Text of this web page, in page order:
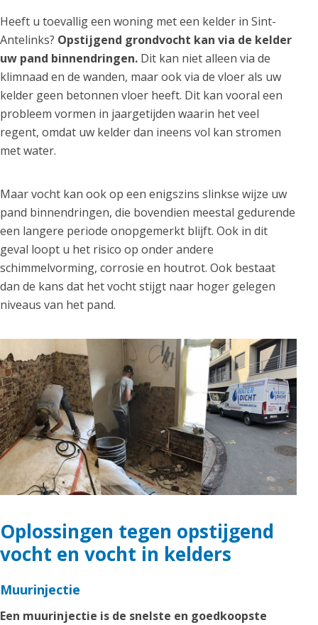
Heeft u toevallig een woning met een kelder in Sint-
Antelinks? Opstijgend grondvocht kan via de kelder
uw pand binnendringen. Dit kan niet alleen via de
klimnaad en de wanden, maar ook via de vloer als uw
kelder geen betonnen vloer heeft. Dit kan vooral een
probleem vormen in jaargetijden waarin het veel
regent, omdat uw kelder dan ineens vol kan stromen
met water.
Maar vocht kan ook op een enigszins slinkse wijze uw
pand binnendringen, die bovendien meestal gedurende
een langere periode onopgemerkt blijft. Ook in dit
geval loopt u het risico op onder andere
schimmelvorming, corrosie en houtrot. Ook bestaat
dan de kans dat het vocht stijgt naar hoger gelegen
niveaus van het pand.
Oplossingen tegen opstijgend
vocht en vocht in kelders
Muurinjectie
Een muurinjectie is de snelste en goedkoopste